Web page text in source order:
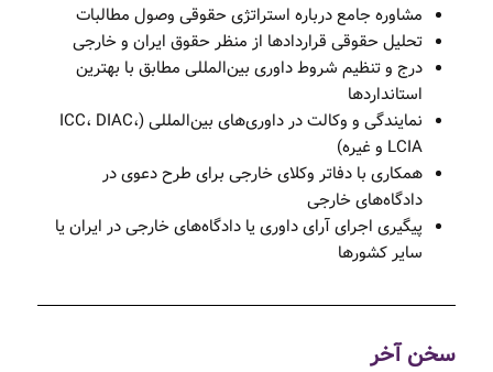
مشاوره جامع درباره استراتژی حقوقی وصول مطالبات
تحلیل حقوقی قراردادها از منظر حقوق ایران و خارجی
درج و تنظیم شروط داوری بین‌المللی مطابق با بهترین
استانداردها
نمایندگی و وکالت در داوری‌های بین‌المللی (ICC، DIAC،
LCIA و غیره)
همکاری با دفاتر وکلای خارجی برای طرح دعوی در
دادگاه‌های خارجی
پیگیری اجرای آرای داوری یا دادگاه‌های خارجی در ایران یا
سایر کشورها
سخن آخر